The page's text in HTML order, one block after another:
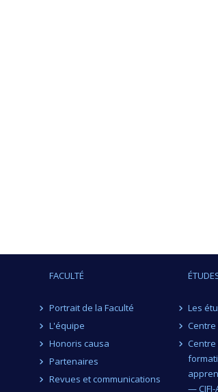
FACULTÉ
Portrait de la Faculté
L'équipe
Honoris causa
Partenaires
Revues et communications
Les
Centre
— CIFI-